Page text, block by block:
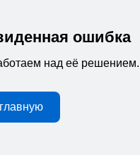
ошибка
над её решением.